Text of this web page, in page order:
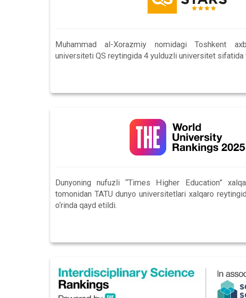
Muhammad al-Xorazmiy nomidagi Toshkent
universiteti QS reytingida 4 yulduzli universitet sifatida
Dunyoning nufuzli “Times Higher Education”
tomonidan TATU dunyo universitetlari xalqaro
o‘rinda qayd etildi.